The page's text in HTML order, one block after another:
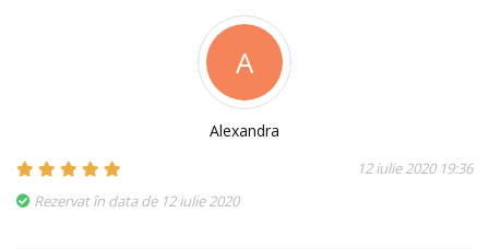
A
Alexandra
12 iulie 2020 19:36
Rezervat în data de 12 iulie 2020